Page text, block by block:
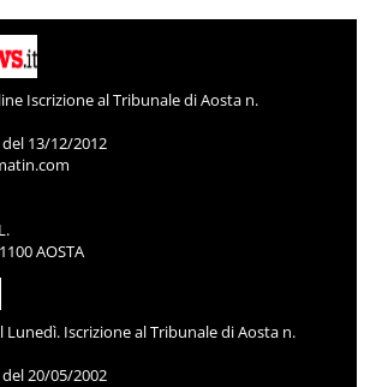
Iscrizione al Tribunale di Aosta n.
13/12/2012
AOSTA
Lunedì. Iscrizione al Tribunale di Aosta n.
20/05/2002